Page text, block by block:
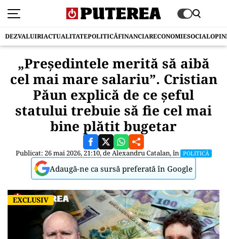
DEZVALUIRIACTUALITATEPOLITICĂFINANCIARECONOMIESOCIAL
„Președintele merită să aibă
cel mai mare salariu”. Cristian
Păun explică de ce șeful
statului trebuie să fie cel mai
bine plătit bugetar
Publicat: 26 mai 2026, 21:10, deAlexandru Catalan, în POLITICĂ
Adaugă-ne ca sursă preferată în Google
EXCLUSIV